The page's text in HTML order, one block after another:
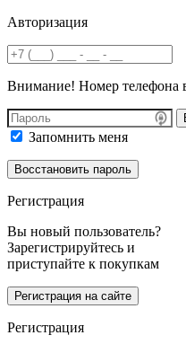
Авторизация
Внимание! Номер телефона
Запомнить меня
Регистрация
Вы новый пользователь?
Зарегистрируйтесь и
приступайте к покупкам
Регистрация